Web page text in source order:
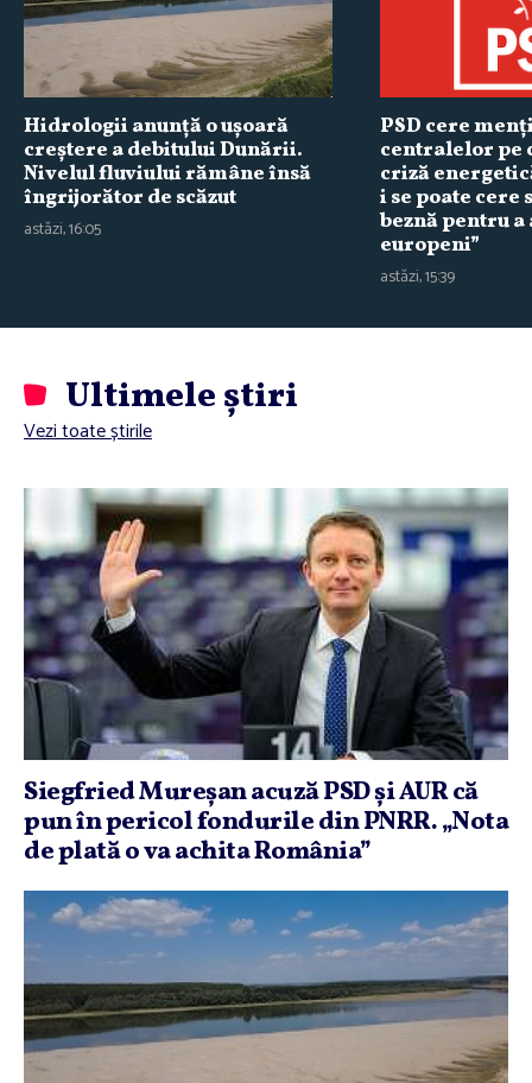
Hidrologii anunţă o uşoară
creştere a debitului Dunării.
Nivelul fluviului rămâne însă
îngrijorător de scăzut
astăzi, 16:05
PSD cere
centralelor pe
criză
i se poate cere
beznă pentru a
europeni”
astăzi, 15:39
Ultimele știri
Vezi toate știrile
Siegfried Mureşan acuză PSD şi AUR că
pun în pericol fondurile din PNRR. „Nota
de plată o va achita România”